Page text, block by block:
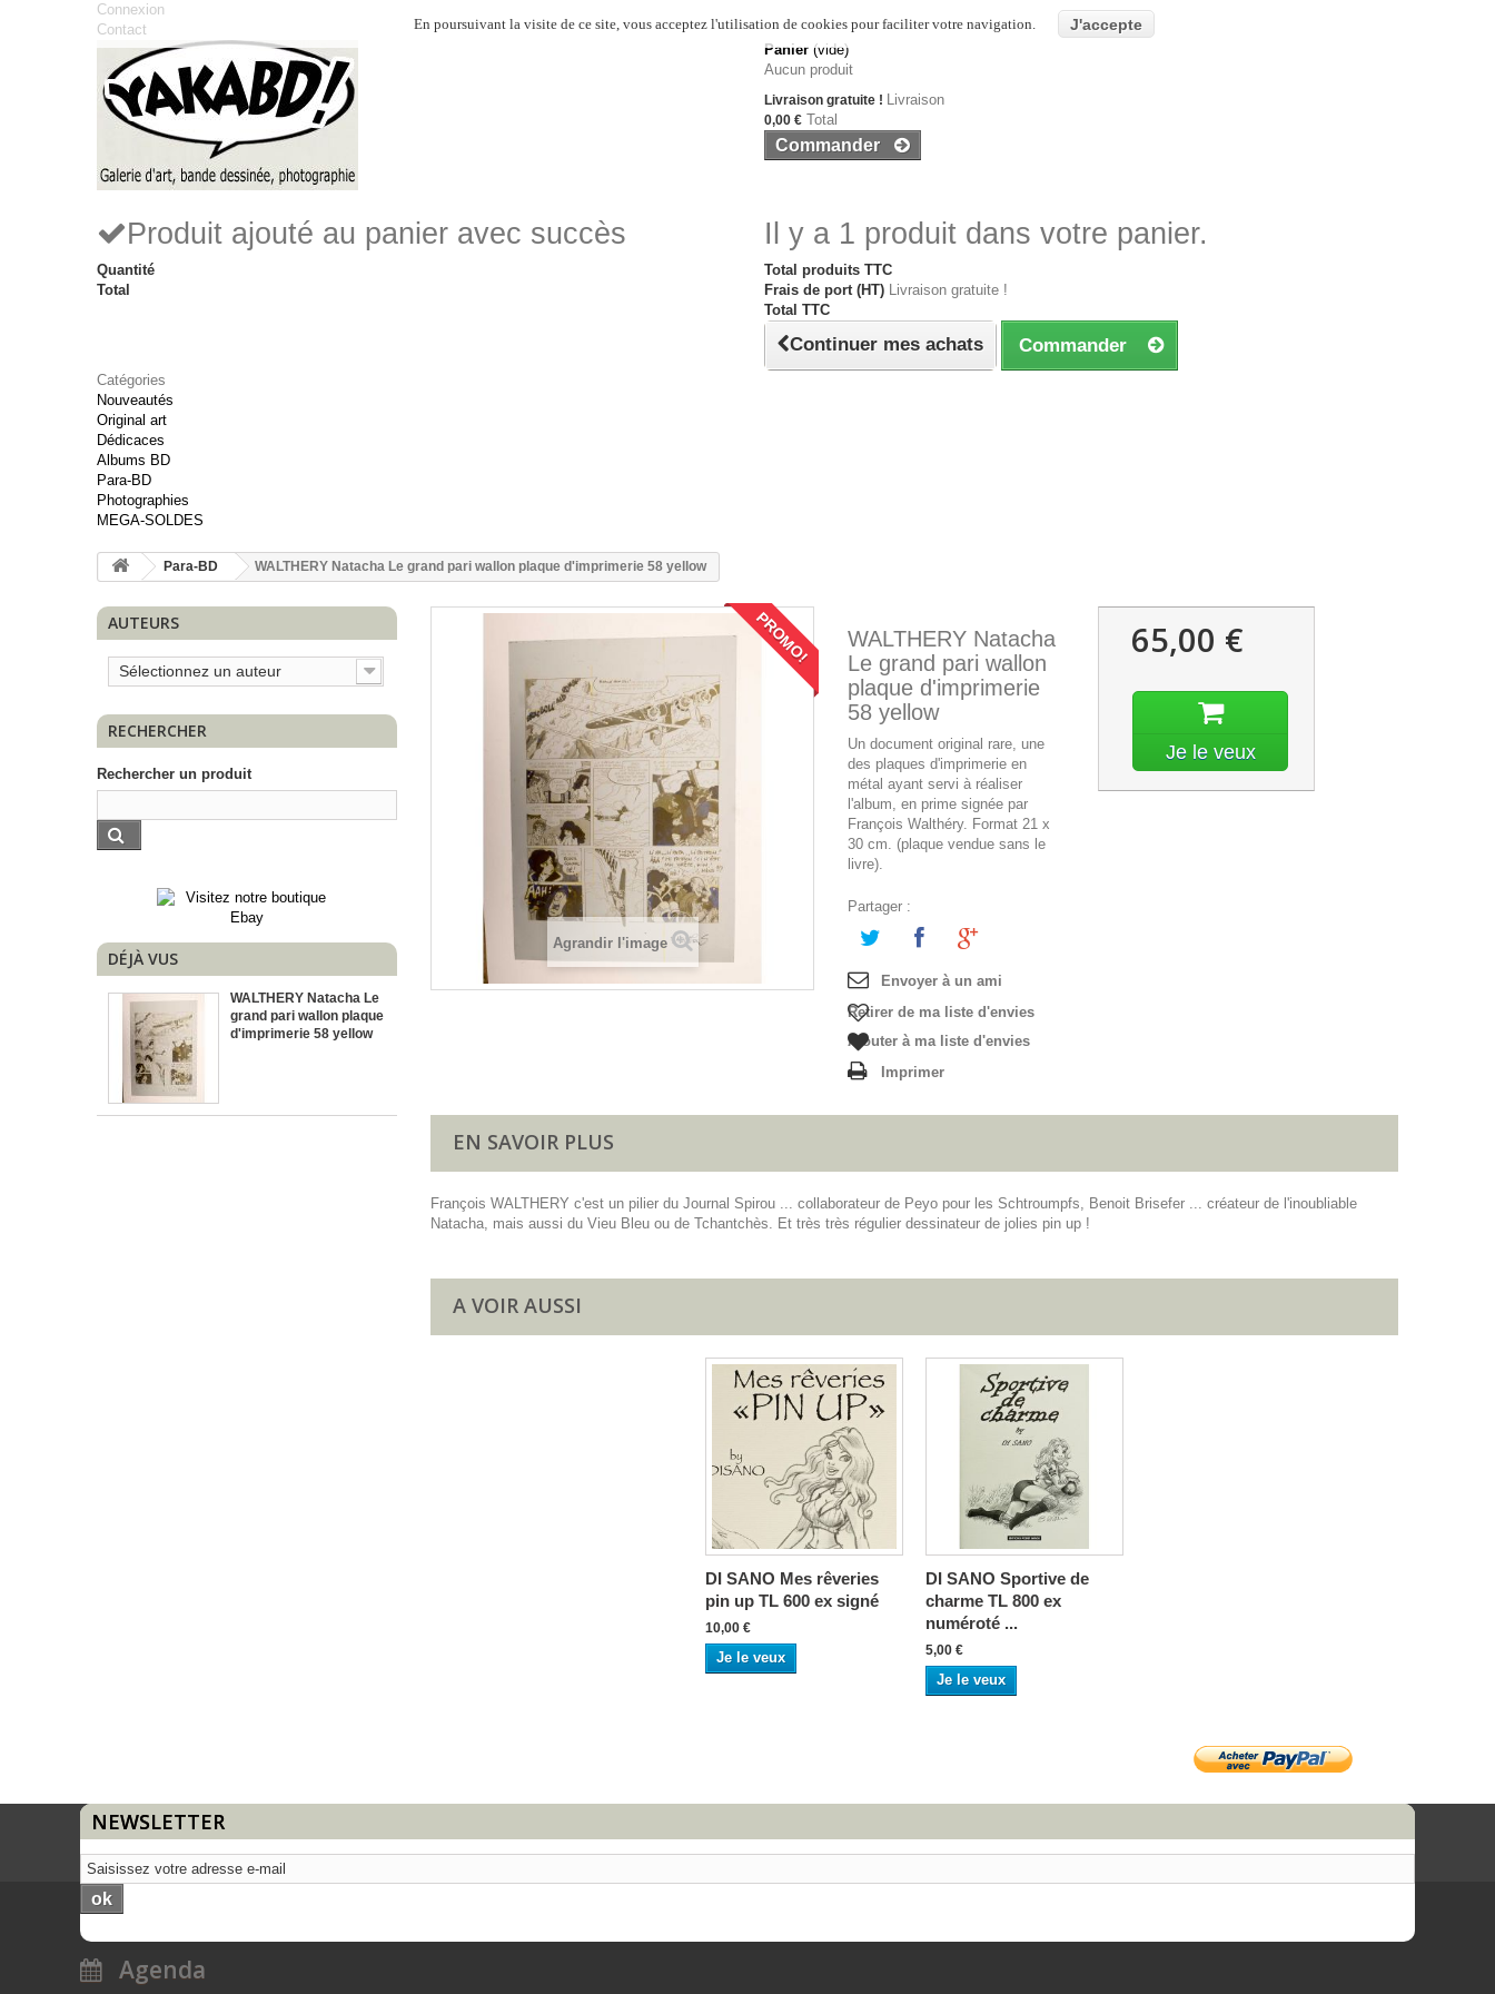
Connexion
Contact
Panier (vide)
Aucun produit
Livraison gratuite ! Livraison
0,00 € Total
Commander
Produit ajouté au panier avec succès
Quantité
Total
Il y a 1 produit dans votre panier.
Total produits TTC
Frais de port (HT) Livraison gratuite !
Total TTC
Continuer mes achats Commander
Catégories
Nouveautés
Original art
Dédicaces
Albums BD
Para-BD
Photographies
MEGA-SOLDES
Para-BD WALTHERY Natacha Le grand pari wallon plaque d'imprimerie 58 yellow
AUTEURS
Sélectionnez un auteur
RECHERCHER
Rechercher un produit
DÉJÀ VUS
WALTHERY Natacha Le
grand pari wallon plaque
d'imprimerie 58 yellow
PROMO!
Agrandir l'image
WALTHERY Natacha
Le grand pari wallon
plaque d'imprimerie
58 yellow
Un document original rare, une
des plaques d'imprimerie en
métal ayant servi à réaliser
l'album, en prime signée par
François Walthéry. Format 21 x
30 cm. (plaque vendue sans le
livre).
Partager :
Envoyer à un ami
Retirer de ma liste d'envies
Ajouter à ma liste d'envies
Imprimer
65,00 €
Je le veux
EN SAVOIR PLUS
François WALTHERY c'est un pilier du Journal Spirou ... collaborateur de Peyo pour les Schtroumpfs, Benoit Brisefer ... créateur de l'inoubliable
Natacha, mais aussi du Vieu Bleu ou de Tchantchès. Et très très régulier dessinateur de jolies pin up !
A VOIR AUSSI
DI SANO Mes rêveries
pin up TL 600 ex signé
10,00 €
Je le veux
DI SANO Sportive de
charme TL 800 ex
numéroté ...
5,00 €
Je le veux
NEWSLETTER
ok
Agenda
En poursuivant la visite de ce site, vous acceptez l'utilisation de cookies pour faciliter votre navigation. J'accepte